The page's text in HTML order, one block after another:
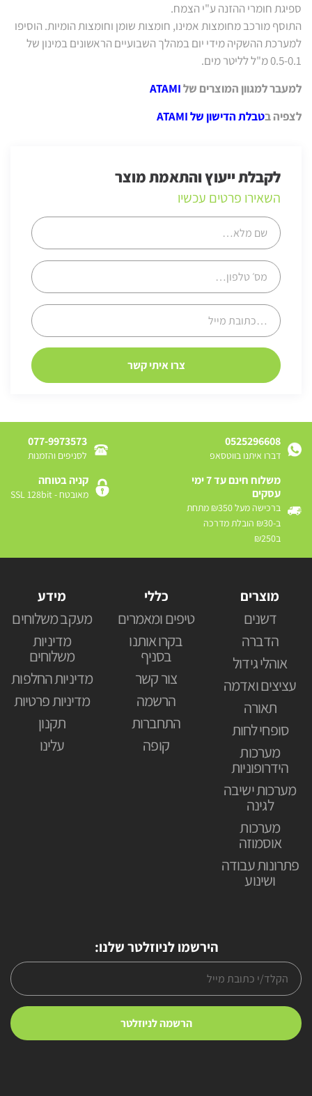
ספיגת חומרי ההזנה ע"י הצמח.
התוסף מורכב מחומצות אמינו, חומצות שומן וחומצות הומיות. הוסיפו
למערכת ההשקיה מידי יום במהלך השבועיים הראשונים במינון של
0.5-0.1 מ"ל לליטר מים.
למעבר למגוון המוצרים שלATAMI
לצפיה בטבלת הדישון של ATAMI
לקבלת ייעוץ והתאמת מוצר
השאירו פרטים עכשיו
0525296608
דברו איתנו בווטסאפ
077-9973573
לסניפים והזמנות
משלוח חינם עד 7 ימי
עסקים
ברכישה מעל ₪350 מתחת
ב-₪30 הובלת מדרכה
ב₪250
קניה בטוחה
מאובטח - SSL 128bit
מוצרים
דשנים
הדברה
אוהלי גידול
עציצים ואדמה
תאורה
סופחי לחות
מערכות
הידרופוניות
מערכות ישיבה
לגינה
מערכות
אוסמוזה
פתרונות עבודה
ושינוע
כללי
טיפים ומאמרים
בקרו אותנו
בסניף
צור קשר
הרשמה
התחברות
קופה
מידע
מעקב משלוחים
מדיניות
משלוחים
מדיניות החלפות
מדיניות פרטיות
תקנון
עלינו
הירשמו לניוזלטר שלנו: